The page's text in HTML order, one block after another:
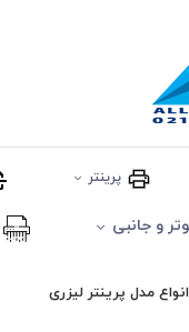
پرینتر
و جانبی
انواع مدل پرینتر لیزری